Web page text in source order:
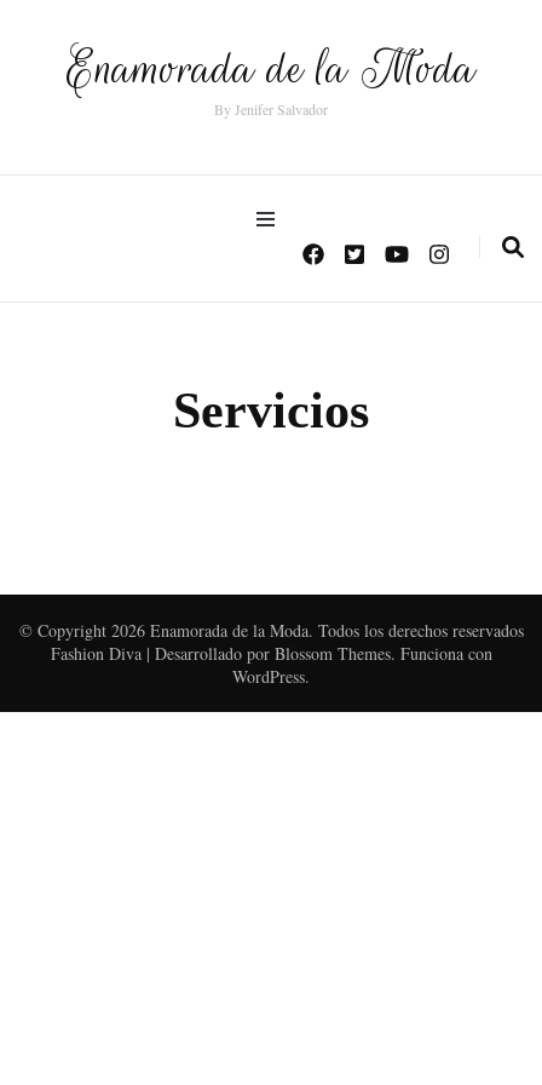
Enamorada de la Moda
By Jenifer Salvador
Servicios
© Copyright 2026 Enamorada de la Moda. Todos los derechos reservados
Fashion Diva | Desarrollado por Blossom Themes. Funciona con
WordPress.